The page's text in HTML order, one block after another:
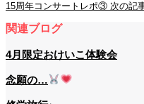
15周年コンサートレポ③ 次の記
関連ブログ
4月限定おけいこ体験会
念願の…